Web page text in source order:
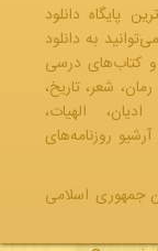
پایگاه دانلود
به دانلود
و کتاب‌های درسی
شعر، تاریخ،
الهیات،
روزنامه‌های
جمهوری‌ اسلامی